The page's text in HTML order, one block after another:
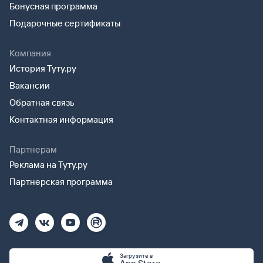
Бонусная программа
Подарочные сертификаты
Компания
История Туту.ру
Вакансии
Обратная связь
Контактная информация
Партнерам
Реклама на Туту.ру
Партнерская программа
Загрузите в